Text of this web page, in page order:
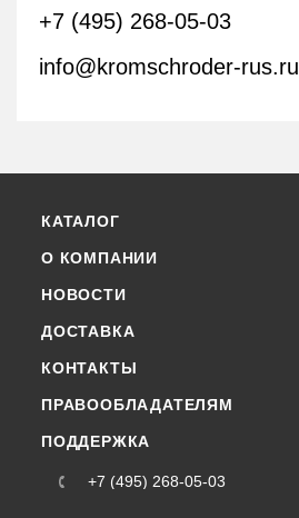
+7 (495) 268-05-03
info@kromschroder-rus.ru
КАТАЛОГ
О КОМПАНИИ
НОВОСТИ
ДОСТАВКА
КОНТАКТЫ
ПРАВООБЛАДАТЕЛЯМ
ПОДДЕРЖКА
+7 (495) 268-05-03